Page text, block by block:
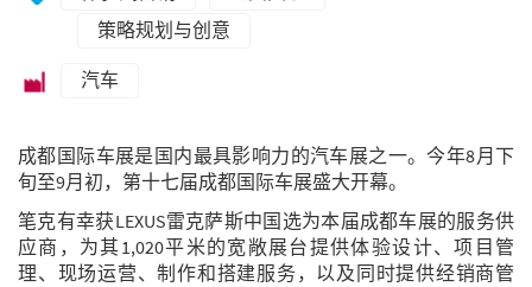
策略规划与创意
汽车
成都国际车展是国内最具影响力的汽车展之一。今年8月下
旬至9月初，第十七届成都国际车展盛大开幕。
笔克有幸获LEXUS雷克萨斯中国选为本届成都车展的服务供
应商，为其1,020平米的宽敞展台提供体验设计、项目管
理、现场运营、制作和搭建服务，以及同时提供经销商管